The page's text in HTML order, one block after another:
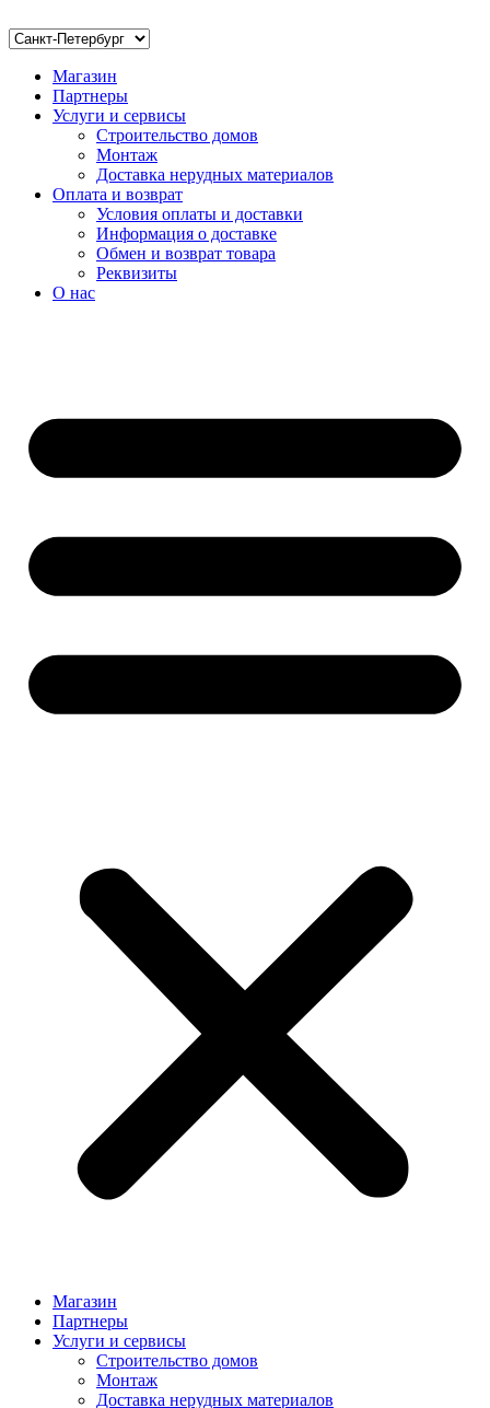
Магазин
Партнеры
Услуги и сервисы
Строительство домов
Монтаж
Доставка нерудных материалов
Оплата и возврат
Условия оплаты и доставки
Информация о доставке
Обмен и возврат товара
Реквизиты
О нас
Магазин
Партнеры
Услуги и сервисы
Строительство домов
Монтаж
Доставка нерудных материалов